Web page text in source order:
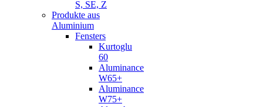
S, SE, Z
Produkte aus
Aluminium
Fensters
Kurtoglu
60
Aluminance
W65+
Aluminance
W75+